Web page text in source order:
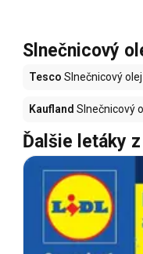
Slnečnicový
Tesco Slnečnicový olej
Kaufland Slnečnicový
Ďalšie letáky